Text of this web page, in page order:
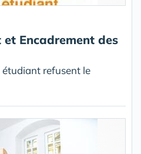
Encadrement des
étudiant refusent le